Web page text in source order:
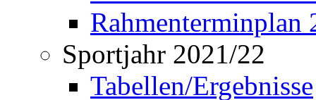
Rahmenterminplan
Sportjahr 2021/22
Tabellen/Ergebnisse